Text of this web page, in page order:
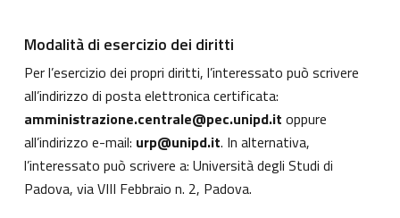
Modalità di esercizio dei diritti
Per l’esercizio dei propri diritti, l’interessato può scrivere
all’indirizzo di posta elettronica certificata:
amministrazione.centrale@pec.unipd.it oppure
all’indirizzo e-mail: urp@unipd.it. In alternativa,
l’interessato può scrivere a: Università degli Studi di
Padova, via VIII Febbraio n. 2, Padova.